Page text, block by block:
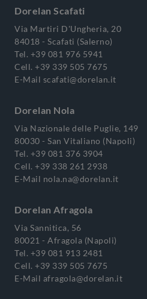
Dorelan Scafati
Via Martiri D'Ungheria, 20
84018 - Scafati (Salerno)
Tel. +39 081 976 5941
Cell. +39 339 505 7675
E-Mail scafati@dorelan.it
Dorelan Nola
Via Nazionale delle Puglie, 149
80030 - San Vitaliano (Napoli)
Tel. +39 081 376 3904
Cell. +39 338 261 2938
E-Mail nola.na@dorelan.it
Dorelan Afragola
Via Sannitica, 56
80021 - Afragola (Napoli)
Tel. +39 081 913 2481
Cell. +39 339 505 7675
E-Mail afragola@dorelan.it